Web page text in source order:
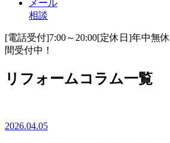
メール
相談
[電話受付]7:00～20:00[定休日]年中無休
間受付中！
リフォームコラム一覧
2026.04.05